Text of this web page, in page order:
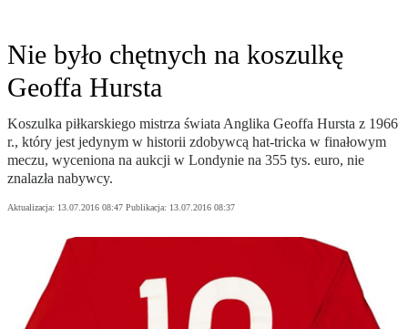
Nie było chętnych na koszulkę
Geoffa Hursta
Koszulka piłkarskiego mistrza świata Anglika Geoffa Hursta z 1966
r., który jest jedynym w historii zdobywcą hat-tricka w finałowym
meczu, wyceniona na aukcji w Londynie na 355 tys. euro, nie
znalazła nabywcy.
Aktualizacja: 13.07.2016 08:47 Publikacja: 13.07.2016 08:37